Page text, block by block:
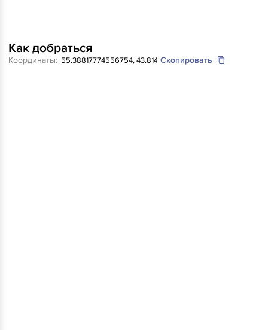
Координаты: Скопировать
Как добраться